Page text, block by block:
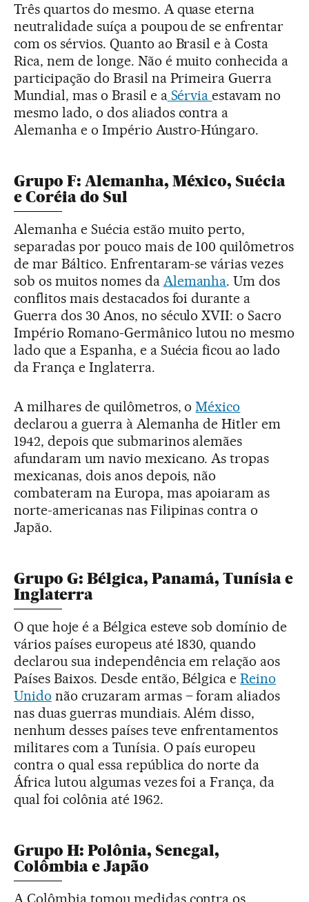
Três quartos do mesmo. A quase eterna
neutralidade suíça a poupou de se enfrentar
com os sérvios. Quanto ao Brasil e à Costa
Rica, nem de longe. Não é muito conhecida a
participação do Brasil na Primeira Guerra
Mundial, mas o Brasil e aSérviaestavam no
mesmo lado, o dos aliados contra a
Alemanha e o Império Austro-Húngaro.
Grupo F: Alemanha, México, Suécia
e Coréia do Sul
Alemanha e Suécia estão muito perto,
separadas por pouco mais de 100 quilômetros
de mar Báltico. Enfrentaram-se várias vezes
sob os muitos nomes da Alemanha. Um dos
conflitos mais destacados foi durante a
Guerra dos 30 Anos, no século XVII: o Sacro
Império Romano-Germânico lutou no mesmo
lado que a Espanha, e a Suécia ficou ao lado
da França e Inglaterra.
A milhares de quilômetros, oMéxico
declarou a guerra à Alemanha de Hitler em
1942, depois que submarinos alemães
afundaram um navio mexicano. As tropas
mexicanas, dois anos depois, não
combateram na Europa, mas apoiaram as
norte-americanas nas Filipinas contra o
Japão.
Grupo G: Bélgica, Panamá, Tunísia e
Inglaterra
O que hoje é a Bélgica esteve sob domínio de
vários países europeus até 1830, quando
declarou sua independência em relação aos
Países Baixos. Desde então, Bélgica eReino
Unido não cruzaram armas – foram aliados
nas duas guerras mundiais. Além disso,
nenhum desses países teve enfrentamentos
militares com a Tunísia. O país europeu
contra o qual essa república do norte da
África lutou algumas vezes foi a França, da
qual foi colônia até 1962.
Grupo H: Polônia, Senegal,
Colômbia e Japão
A Colômbia tomou medidas contra os